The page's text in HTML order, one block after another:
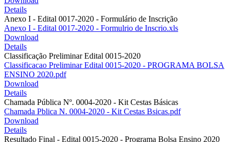
Details
Anexo I - Edital 0017-2020 - Formulário de Inscrição
Anexo I - Edital 0017-2020 - Formulrio de Inscrio.xls
Download
Details
Classificação Preliminar Edital 0015-2020
Classificacao Preliminar Edital 0015-2020 - PROGRAMA BOLSA
ENSINO 2020.pdf
Download
Details
Chamada Pública Nº. 0004-2020 - Kit Cestas Básicas
Chamada Pblica N. 0004-2020 - Kit Cestas Bsicas.pdf
Download
Details
Resultado Final - Edital 0015-2020 - Programa Bolsa Ensino 2020